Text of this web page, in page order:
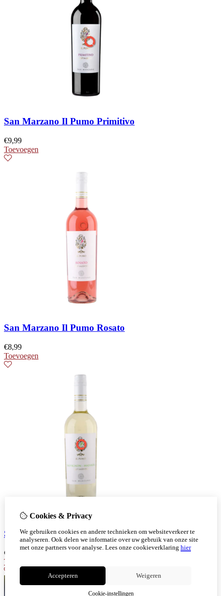
San Marzano Il Pumo Primitivo
€9,99
Toevoegen
San Marzano Il Pumo Rosato
€8,99
Toevoegen
San Marzano Il Pumo Sauvignon Malvasia
€
Toevoegen
Cookies & Privacy
We gebruiken cookies en andere technieken om websiteverkeer te
analyseren. Ook delen we informatie over uw gebruik van onze site
met onze partners voor analyse. Lees onze cookieverklaring hier
Accepteren Weigeren
Cookie-instellingen